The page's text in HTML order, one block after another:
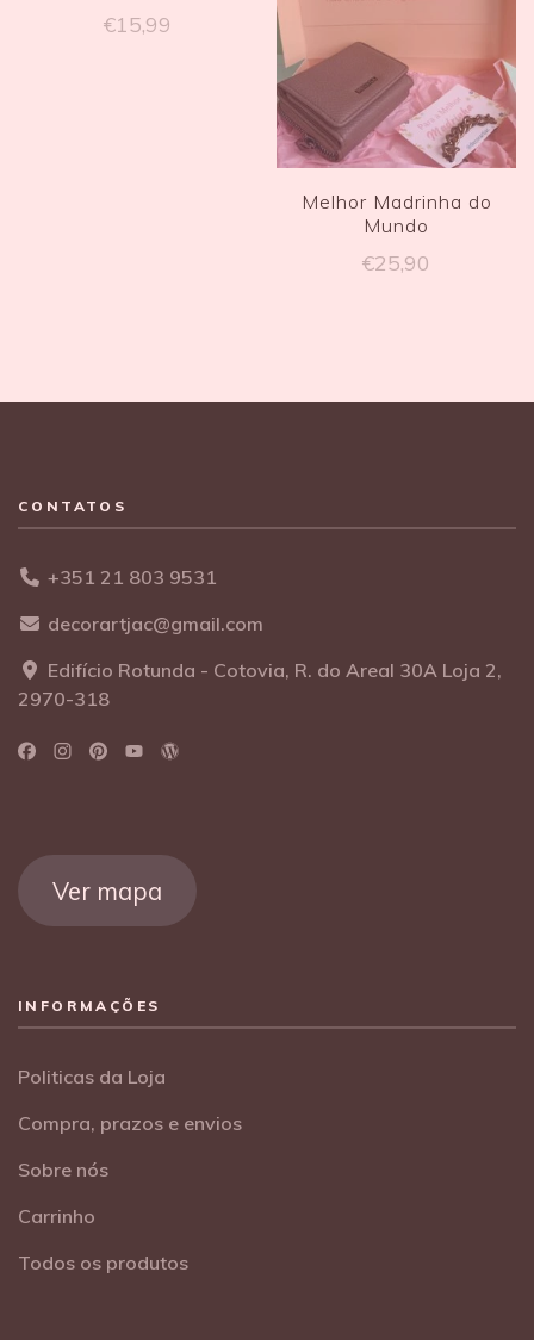
€15,99
Melhor Madrinha do
Mundo
€25,90
CONTATOS
+351 21 803 9531
decorartjac@gmail.com
Edifício Rotunda - Cotovia, R. do Areal 30A Loja 2,
2970-318
Ver mapa
INFORMAÇÕES
Politicas da Loja
Compra, prazos e envios
Sobre nós
Carrinho
Todos os produtos